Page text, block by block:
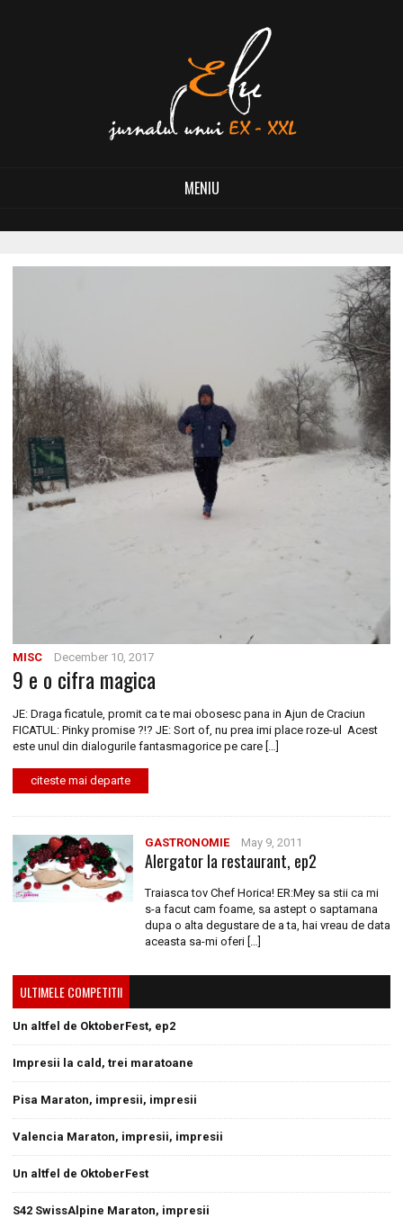
MENIU
MISC December 10, 2017
9 e o cifra magica
JE: Draga ficatule, promit ca te mai obosesc pana in Ajun de Craciun
FICATUL: Pinky promise ?!? JE: Sort of, nu prea imi place roze-ul Acest
este unul din dialogurile fantasmagorice pe care […]
citeste mai departe
GASTRONOMIE May 9, 2011
Alergator la restaurant, ep2
Traiasca tov Chef Horica! ER:Mey sa stii ca mi
s-a facut cam foame, sa astept o saptamana
dupa o alta degustare de a ta, hai vreau de data
aceasta sa-mi oferi […]
ULTIMELE COMPETITII
Un altfel de OktoberFest, ep2
Impresii la cald, trei maratoane
Pisa Maraton, impresii, impresii
Valencia Maraton, impresii, impresii
Un altfel de OktoberFest
S42 SwissAlpine Maraton, impresii